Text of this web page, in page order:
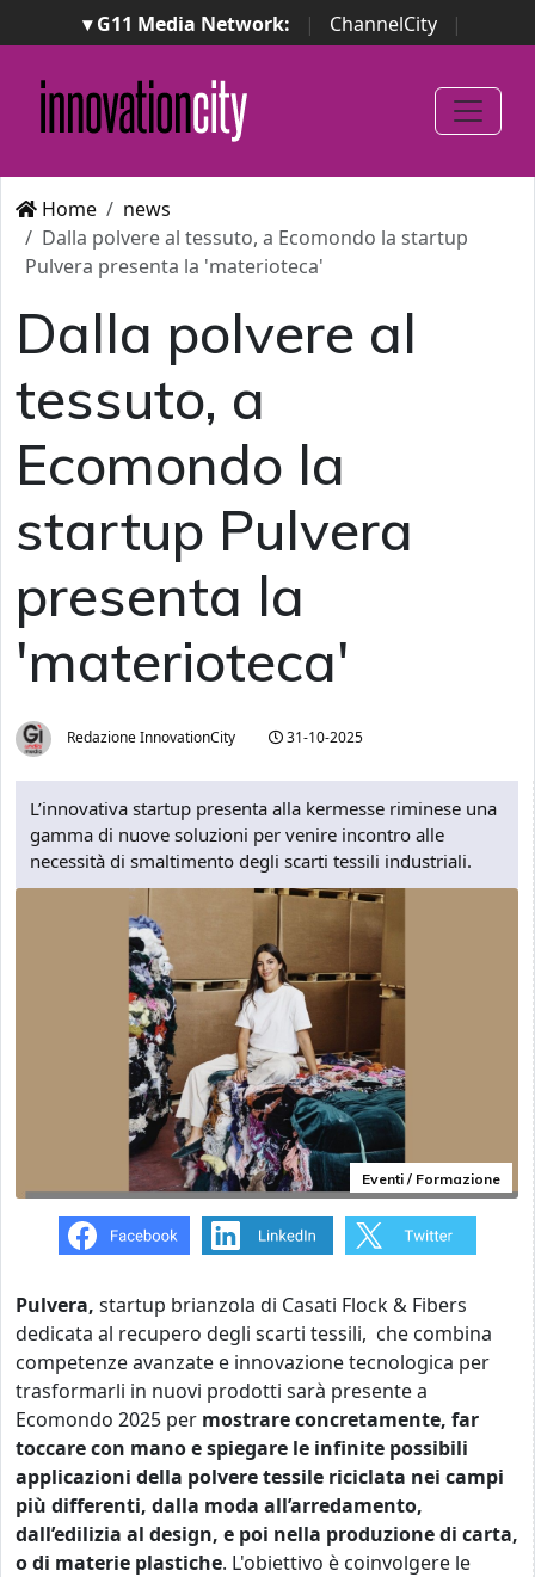
▾ G11 Media Network: | ChannelCity
|
ImpresaCity | SecurityOpenLab | Italian Channel
Awards
Italian Project Awards
Italian Security
Awards
Home
news
Dalla polvere al tessuto, a Ecomondo la startup
Pulvera presenta la 'materioteca'
Dalla polvere al
tessuto, a
Ecomondo la
startup Pulvera
presenta la
'materioteca'
Redazione InnovationCity 31-10-2025
L’innovativa startup presenta alla kermesse riminese una
gamma di nuove soluzioni per venire incontro alle
necessità di smaltimento degli scarti tessili industriali.
Eventi / Formazione
Pulvera, startup brianzola di Casati Flock & Fibers
dedicata al recupero degli scarti tessili, che combina
competenze avanzate e innovazione tecnologica per
trasformarli in nuovi prodotti sarà presente a
Ecomondo 2025 per mostrare concretamente, far
toccare con mano e spiegare le infinite possibili
applicazioni della polvere tessile riciclata nei campi
più differenti, dalla moda all’arredamento,
dall’edilizia al design, e poi nella produzione di carta,
o di materie plastiche. L'obiettivo è coinvolgere le